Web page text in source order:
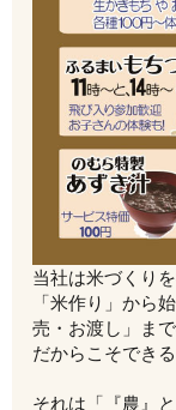
当社は米づくり
「米作り」から
売・お渡し」ま
だからこそできる
それは「『農』